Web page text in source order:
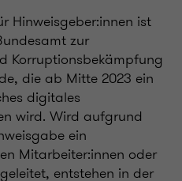
Hinweisgeber:innen ist
zur
Korruptionsbekämpfung
die ab Mitte 2023 ein
digitales
wird. Wird aufgrund
ein
Mitarbeiter:innen oder
entstehen in der